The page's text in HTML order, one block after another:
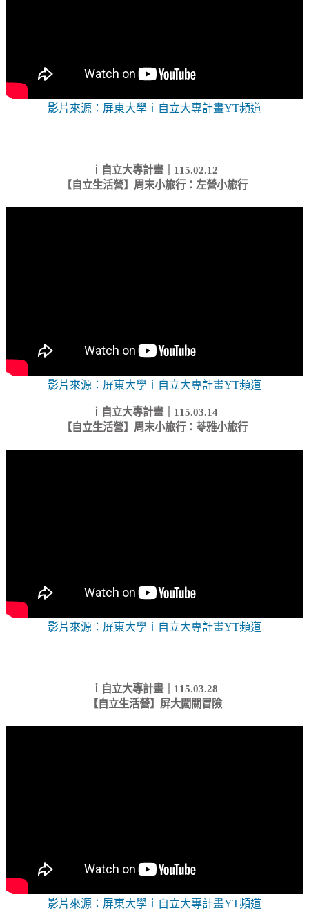
影片來源：屏東大學ｉ自立大專計畫YT頻道
ｉ自立大專計畫｜115.02.12
【自立生活營】 周末小旅行：左營小旅行
影片來源：屏東大學ｉ自立大專計畫YT頻道
ｉ自立大專計畫｜115.03.14
【自立生活營】 周末小旅行：苓雅小旅行
影片來源：屏東大學ｉ自立大專計畫YT頻道
ｉ自立大專計畫｜115.03.28
【自立生活營】屏大闖關冒險
影片來源：屏東大學ｉ自立大專計畫YT頻道